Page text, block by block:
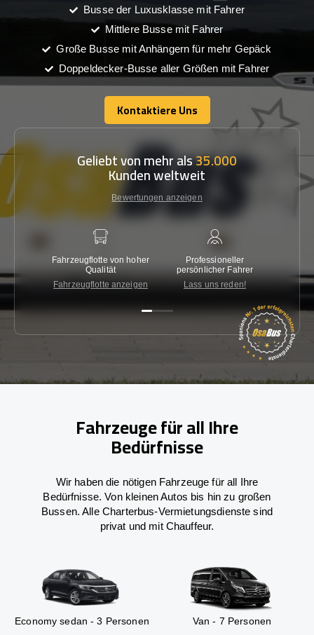
Busse der Luxusklasse mit Fahrer
Mittlere Busse mit Fahrer
Große Busse mit Anhängern für mehr Gepäck
Doppeldecker-Busse aller Größen mit Fahrer
Kontaktiere Uns
Kontaktiere Uns
Geliebt von mehr als35.000
Kunden weltweit
Bewertungen anzeigen
Fahrzeugflotte von hoher
Qualität
Fahrzeugflotte anzeigen
Professioneller
persönlicher Fahrer
Lass uns reden!
Fahrzeuge für all Ihre
Bedürfnisse
Wir haben die nötigen Fahrzeuge für all Ihre
Bedürfnisse. Von kleinen Autos bis hin zu großen
Bussen. Alle Charterbus-Vermietungsdienste sind
privat und mit Chauffeur.
Economy sedan - 3 Personen Van - 7 Personen